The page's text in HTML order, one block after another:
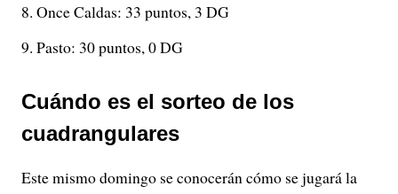
Once Caldas: 33 puntos, 3 DG
Pasto: 30 puntos, 0 DG
Cuándo es el sorteo de los
cuadrangulares
Este mismo domingo se conocerán cómo se jugará la